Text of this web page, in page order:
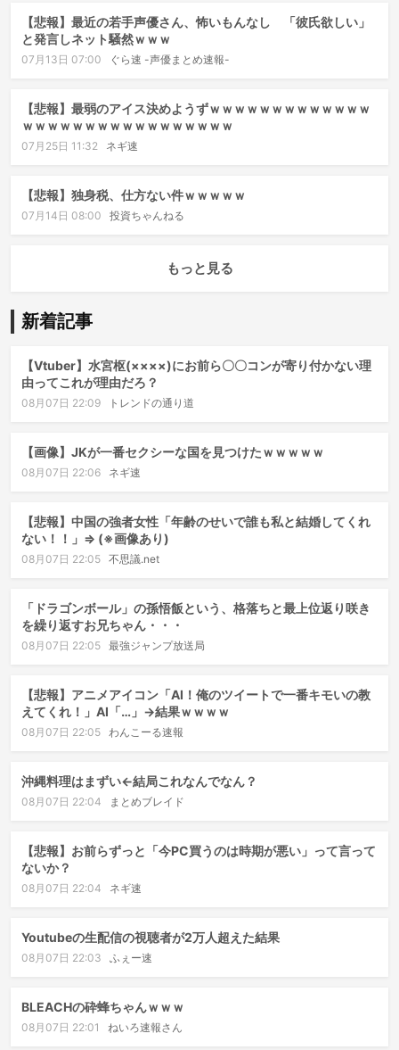
【悲報】最近の若手声優さん、怖いもんなし 「彼氏欲しい」
と発言しネット騒然ｗｗｗ
07月13日 07:00 ぐら速 -声優まとめ速報-
【悲報】最弱のアイス決めようずｗｗｗｗｗｗｗｗｗｗｗｗｗ
ｗｗｗｗｗｗｗｗｗｗｗｗｗｗｗｗｗ
07月25日 11:32 ネギ速
【悲報】独身税、仕方ない件ｗｗｗｗｗ
07月14日 08:00 投資ちゃんねる
もっと見る
新着記事
【Vtuber】水宮枢(××××)にお前ら〇〇コンが寄り付かない理
由ってこれが理由だろ？
08月07日 22:09 トレンドの通り道
【画像】JKが一番セクシーな国を見つけたｗｗｗｗｗ
08月07日 22:06 ネギ速
【悲報】中国の強者女性「年齢のせいで誰も私と結婚してくれ
ない！！」⇒ (※画像あり)
08月07日 22:05 不思議.net
「ドラゴンボール」の孫悟飯という、格落ちと最上位返り咲き
を繰り返すお兄ちゃん・・・
08月07日 22:05 最強ジャンプ放送局
【悲報】アニメアイコン「AI！俺のツイートで一番キモいの教
えてくれ！」AI「…」→結果ｗｗｗｗ
08月07日 22:05 わんこーる速報
沖縄料理はまずい←結局これなんでなん？
08月07日 22:04 まとめブレイド
【悲報】お前らずっと「今PC買うのは時期が悪い」って言って
ないか？
08月07日 22:04 ネギ速
Youtubeの生配信の視聴者が2万人超えた結果
08月07日 22:03 ふぇー速
BLEACHの砕蜂ちゃんｗｗｗ
08月07日 22:01 ねいろ速報さん